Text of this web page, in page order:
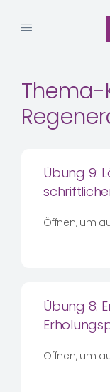
Thema-
Übung 9:
Öffnen, um
Übung 8:
Öffnen, um